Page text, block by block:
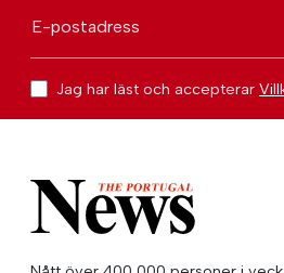
E-postadress
Jag har läst och accepterar